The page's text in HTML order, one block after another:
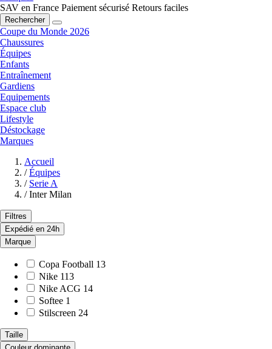
SAV en France Paiement sécurisé Retours faciles
Rechercher
Coupe du Monde 2026
Chaussures
Équipes
Enfants
Entraînement
Gardiens
Equipements
Espace club
Lifestyle
Déstockage
Marques
Accueil
/ Équipes
/ Serie A
/ Inter Milan
Filtres
Expédié en 24h
Marque
Copa Football 13
Nike 113
Nike ACG 14
Softee 1
Stilscreen 24
Taille